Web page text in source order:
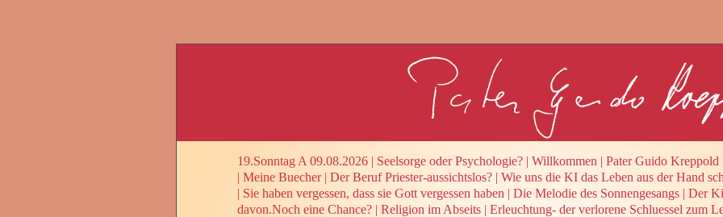
19.Sonntag A 09.08.2026 | Seelsorge oder Psychologie? | Willkommen | Pater Guido Kreppold
| Meine Buecher | Der Beruf Priester-aussichtslos? | Wie uns die KI das Leben aus der Hand
| Sie haben vergessen, dass sie Gott vergessen haben | Die Melodie des Sonnengesangs | Der
davon.Noch eine Chance? | Religion im Abseits | Erleuchtung- der verlorene Schluessel zum